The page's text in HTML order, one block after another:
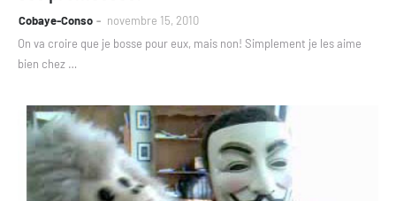
Cobaye-Conso
novembre 15, 2010
On va croire que je bosse pour eux, mais non! Simplement je les aime
bien chez …